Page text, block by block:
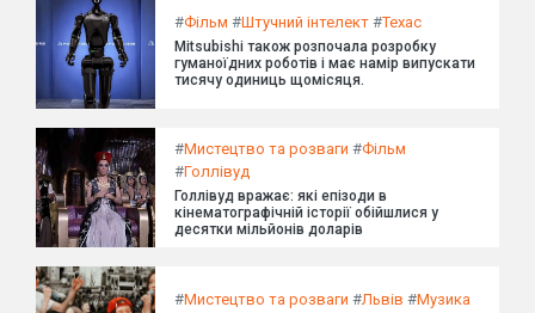
#Фільм #Штучний інтелект #Техас
Mitsubishi також розпочала розробку
гуманоїдних роботів і має намір випускати
тисячу одиниць щомісяця.
#Мистецтво та розваги #Фільм
#Голлівуд
Голлівуд вражає: які епізоди в
кінематографічній історії обійшлися у
десятки мільйонів доларів
#Мистецтво та розваги #Львів #Музика